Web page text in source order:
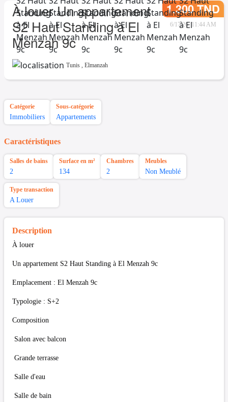
À louer Un appartement
S2 Haut Standing à El
Menzah 9c
1.300 TND
6/17/26, 11:44 AM
Tunis , Elmanzah
Catégorie
Immobiliers
Sous-catégorie
Appartements
Caractéristiques
Salles de bains
2
Surface en m²
134
Chambres
2
Meubles
Non Meublé
Type transaction
A Louer
Description
À louer
Un appartement S2 Haut Standing à El Menzah 9c
Emplacement : El Menzah 9c
Typologie : S+2
Composition
Salon avec balcon
Grande terrasse
Salle d'eau
Salle de bain